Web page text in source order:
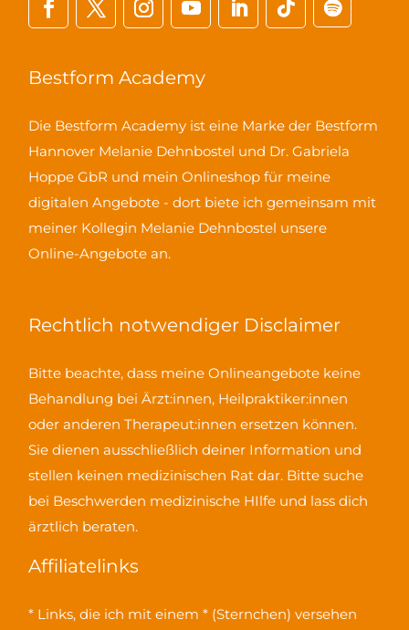
Bestform Academy
Die Bestform Academy ist eine Marke der Bestform
Hannover Melanie Dehnbostel und Dr. Gabriela
Hoppe GbR und mein Onlineshop für meine
digitalen Angebote - dort biete ich gemeinsam mit
meiner Kollegin Melanie Dehnbostel unsere
Online-Angebote an.
Rechtlich notwendiger Disclaimer
Bitte beachte, dass meine Onlineangebote keine
Behandlung bei Ärzt:innen, Heilpraktiker:innen
oder anderen Therapeut:innen ersetzen können.
Sie dienen ausschließlich deiner Information und
stellen keinen medizinischen Rat dar. Bitte suche
bei Beschwerden medizinische HIlfe und lass dich
ärztlich beraten.
Affiliatelinks
* Links, die ich mit einem * (Sternchen) versehen